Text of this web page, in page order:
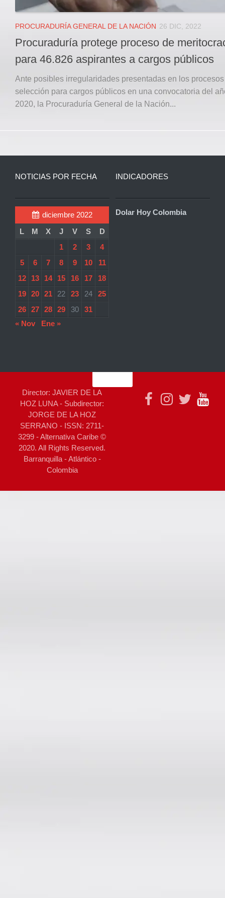
PROCURADURÍA GENERAL DE LA NACIÓN 26 DIC, 2022
Procuraduría protege proceso de
para 46.826 aspirantes a cargos públicos
Ante posibles irregularidades presentadas en los
selección para cargos públicos en una convocatoria del
2020, la Procuraduría General de la Nación...
NOTICIAS POR FECHA
diciembre 2022
L
M X J V S
D
1
2 3
4
5
6 7 8 9 10
11
12
13 14 15 16 17
18
19
20 21 22 23 24
25
26
27 28 29 30
31
« Nov
Ene »
INDICADORES
Dolar Hoy Colombia
Director: JAVIER DE LA
HOZ LUNA - Subdirector:
JORGE DE LA HOZ
SERRANO - ISSN: 2711-
3299 - Alternativa Caribe ©
2020. All Rights Reserved.
Barranquilla - Atlántico -
Colombia